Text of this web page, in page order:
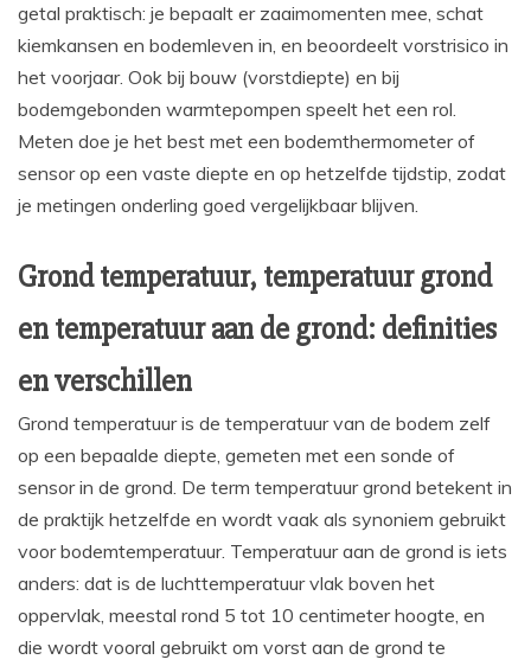
getal praktisch: je bepaalt er zaaimomenten mee, schat
kiemkansen en bodemleven in, en beoordeelt vorstrisico in
het voorjaar. Ook bij bouw (vorstdiepte) en bij
bodemgebonden warmtepompen speelt het een rol.
Meten doe je het best met een bodemthermometer of
sensor op een vaste diepte en op hetzelfde tijdstip, zodat
je metingen onderling goed vergelijkbaar blijven.
Grond temperatuur, temperatuur grond
en temperatuur aan de grond: definities
en verschillen
Grond temperatuur is de temperatuur van de bodem zelf
op een bepaalde diepte, gemeten met een sonde of
sensor in de grond. De term temperatuur grond betekent in
de praktijk hetzelfde en wordt vaak als synoniem gebruikt
voor bodemtemperatuur. Temperatuur aan de grond is iets
anders: dat is de luchttemperatuur vlak boven het
oppervlak, meestal rond 5 tot 10 centimeter hoogte, en
die wordt vooral gebruikt om vorst aan de grond te